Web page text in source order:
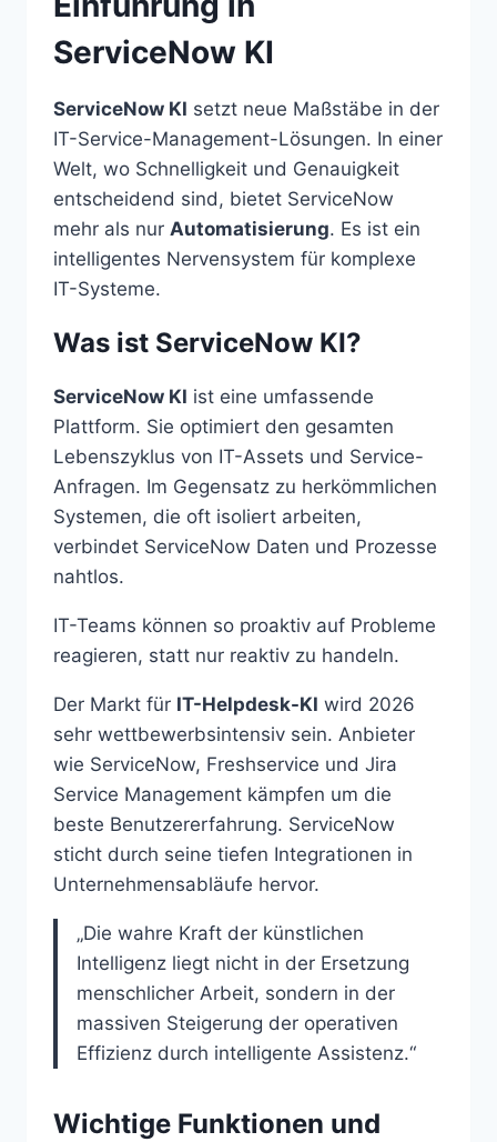
ServiceNow KI
ServiceNow KI setzt neue Maßstäbe in der
IT-Service-Management-Lösungen. In einer
Welt, wo Schnelligkeit und Genauigkeit
entscheidend sind, bietet ServiceNow
mehr als nur Automatisierung. Es ist ein
intelligentes Nervensystem für komplexe
IT-Systeme.
Was ist ServiceNow KI?
ServiceNow KI ist eine umfassende
Plattform. Sie optimiert den gesamten
Lebenszyklus von IT-Assets und Service-
Anfragen. Im Gegensatz zu herkömmlichen
Systemen, die oft isoliert arbeiten,
verbindet ServiceNow Daten und Prozesse
nahtlos.
IT-Teams können so proaktiv auf Probleme
reagieren, statt nur reaktiv zu handeln.
Der Markt für IT-Helpdesk-KI wird 2026
sehr wettbewerbsintensiv sein. Anbieter
wie ServiceNow, Freshservice und Jira
Service Management kämpfen um die
beste Benutzererfahrung. ServiceNow
sticht durch seine tiefen Integrationen in
Unternehmensabläufe hervor.
„Die wahre Kraft der künstlichen
Intelligenz liegt nicht in der Ersetzung
menschlicher Arbeit, sondern in der
massiven Steigerung der operativen
Effizienz durch intelligente Assistenz.“
Wichtige Funktionen und